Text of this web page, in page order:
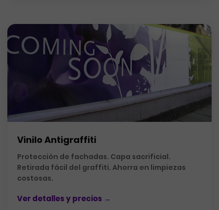
Vinilo Antigraffiti
Protección de fachadas. Capa sacrificial.
Retirada fácil del graffiti. Ahorra en limpiezas
costosas.
Ver detalles y precios →